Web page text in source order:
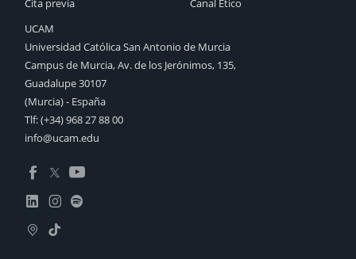
Cita previa
Canal Ético
UCAM
Universidad Católica San Antonio de Murcia
Campus de Murcia, Av. de los Jerónimos, 135,
Guadalupe 30107
(Murcia) - España
Tlf:(+34) 968 27 88 00
info@ucam.edu